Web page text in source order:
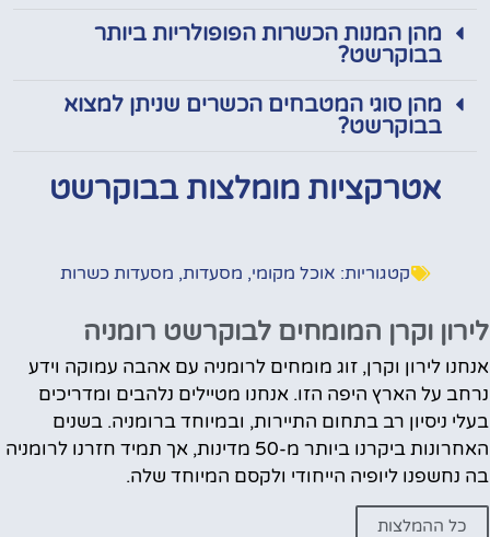
מהן המנות הכשרות הפופולריות ביותר
בבוקרשט?
מהן סוגי המטבחים הכשרים שניתן למצוא
בבוקרשט?
אטרקציות מומלצות בבוקרשט
קטגוריות: אוכל מקומי, מסעדות, מסעדות כשרות
לירון וקרן המומחים לבוקרשט רומניה
אנחנו לירון וקרן, זוג מומחים לרומניה עם אהבה עמוקה וידע
נרחב על הארץ היפה הזו. אנחנו מטיילים נלהבים ומדריכים
בעלי ניסיון רב בתחום התיירות, ובמיוחד ברומניה. בשנים
האחרונות ביקרנו ביותר מ-50 מדינות, אך תמיד חזרנו לרומניה
בה נחשפנו ליופיה הייחודי ולקסם המיוחד שלה.
כל ההמלצות